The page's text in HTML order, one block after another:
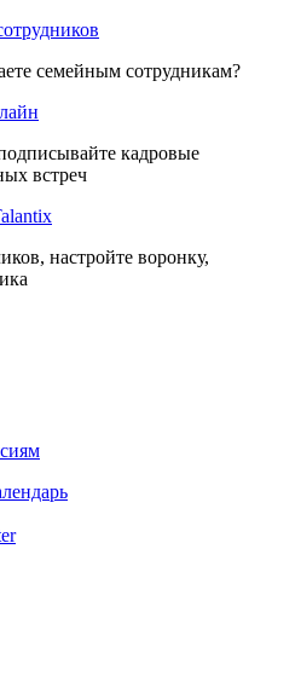
семейным сотрудникам?
кадровые
встреч
настройте воронку,